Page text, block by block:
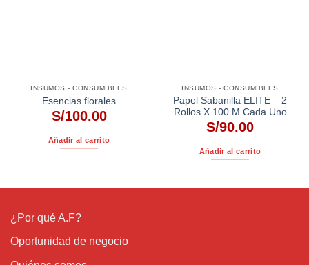
INSUMOS - CONSUMIBLES
Esencias florales
S/100.00
Añadir al carrito
INSUMOS - CONSUMIBLES
Papel Sabanilla ELITE – 2
Rollos X 100 M Cada Uno
S/90.00
Añadir al carrito
¿Por qué A.F?
Oportunidad de negocio